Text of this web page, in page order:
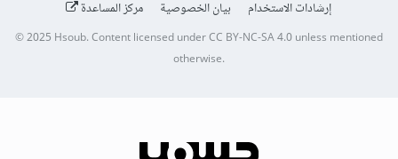
إرشادات الاستخدام
بيان الخصوصية مركز المساعدة
© 2025Hsoub.Content licensed underCC BY-NC-SA 4.0unless mentioned
otherwise.